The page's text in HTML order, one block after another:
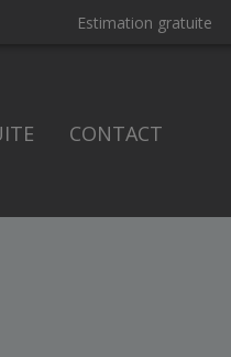
Estimation gratuite
CONTACT